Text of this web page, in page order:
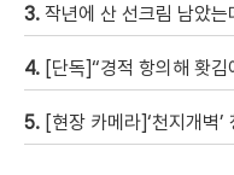
3. 작년에 산 선크림 남았
4. [단독]“경적 항의해 홧김
5. [현장 카메라]‘천지개벽’ 청